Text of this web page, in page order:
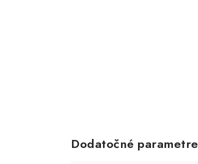
Dodatočné parametre